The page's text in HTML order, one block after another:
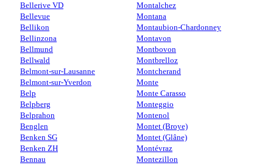
Bellerive VD
Bellevue
Bellikon
Bellinzona
Bellmund
Bellwald
Belmont-sur-Lausanne
Belmont-sur-Yverdon
Belp
Belpberg
Belprahon
Benglen
Benken SG
Benken ZH
Bennau
Montalchez
Montana
Montaubion-Chardonney
Montavon
Montbovon
Montbrelloz
Montcherand
Monte
Monte Carasso
Monteggio
Montenol
Montet (Broye)
Montet (Glâne)
Montévraz
Montezillon